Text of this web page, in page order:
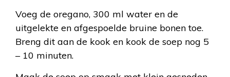
Voeg de oregano, 300 ml water en de
uitgelekte en afgespoelde bruine bonen toe.
Breng dit aan de kook en kook de soep nog 5
– 10 minuten.